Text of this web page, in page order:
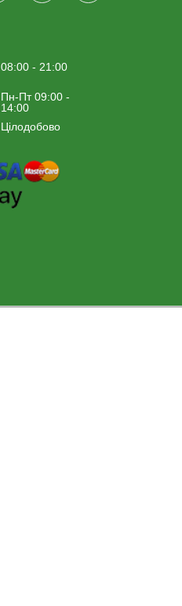
08:00 - 21:00
Пн-Пт 09:00 -
14:00
Цілодобово